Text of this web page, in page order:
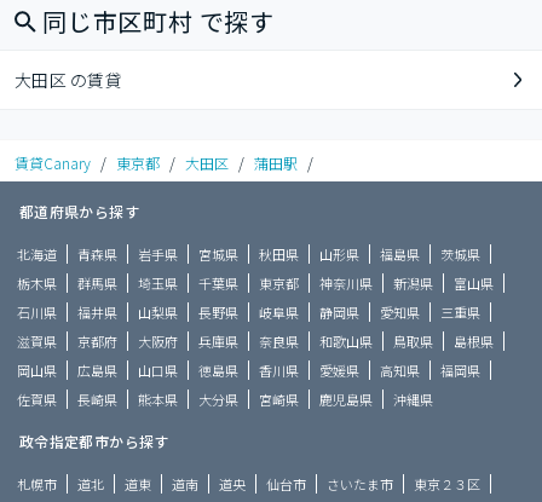
同じ市区町村 で探す
大田区 の賃貸
賃貸Canary / 東京都 / 大田区 / 蒲田駅 /
都道府県から探す
北海道 青森県 岩手県 宮城県 秋田県 山形県 福島県
茨城県
栃木県
群馬県 埼玉県 千葉県 東京都 神奈川県 新潟県
富山県
石川県
福井県 山梨県 長野県 岐阜県 静岡県 愛知県
三重県
滋賀県
京都府 大阪府 兵庫県 奈良県 和歌山県 鳥取県
島根県
岡山県
広島県 山口県 徳島県 香川県 愛媛県 高知県
福岡県
佐賀県
長崎県 熊本県 大分県 宮崎県 鹿児島県 沖縄県
政令指定都市から探す
札幌市 道北 道東 道南 道央 仙台市 さいたま市 東京２３区